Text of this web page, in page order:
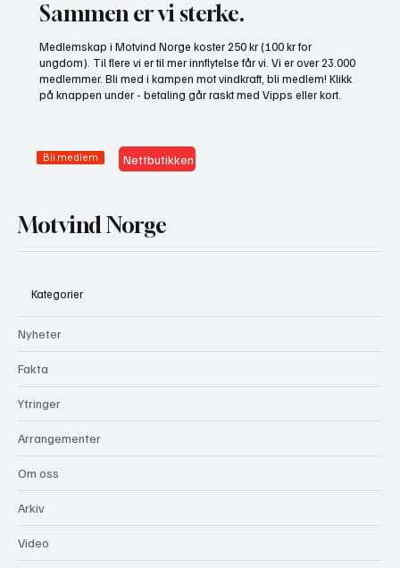
presse fram mer vindkraft
Sammen er vi sterke.
Medlemskap i Motvind Norge koster 250 kr (100 kr for
ungdom). Til flere vi er til mer innflytelse får vi. Vi er over 23.000
medlemmer. Bli med i kampen mot vindkraft, bli medlem! Klikk
på knappen under - betaling går raskt med Vipps eller kort.
Bli medlem Nettbutikken
Motvind Norge
Kategorier
Nyheter
Fakta
Ytringer
Arrangementer
Om oss
Arkiv
Video